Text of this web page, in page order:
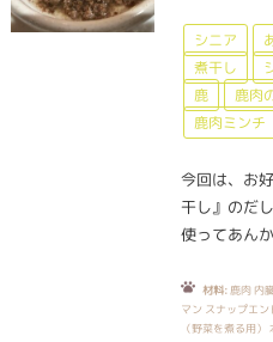
シニア
煮干し
鹿
鹿肉
鹿肉ミンチ
今回は、お
干し』のだ
使ってあん
材料:鹿肉 内
マン スナップエ
（野菜を煮る用）